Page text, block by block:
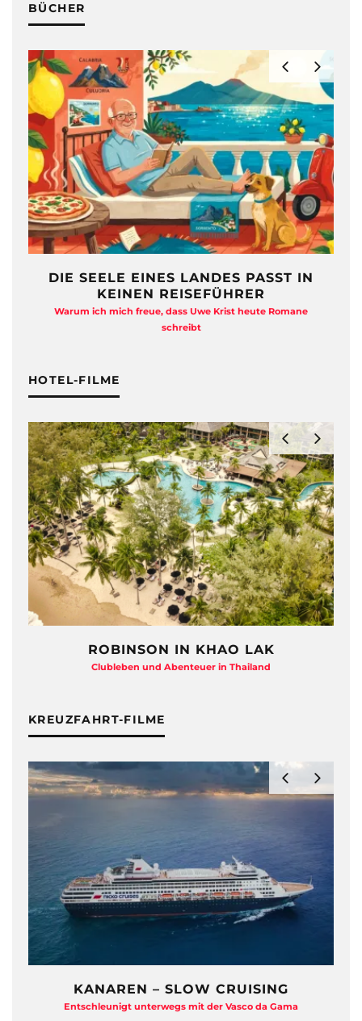
BÜCHER
DIE SEELE EINES LANDES PASST IN
KEINEN REISEFÜHRER
Warum ich mich freue, dass Uwe Krist heute Romane
schreibt
HOTEL-FILME
ROBINSON IN KHAO LAK
Clubleben und Abenteuer in Thailand
KREUZFAHRT-FILME
KANAREN – SLOW CRUISING
Entschleunigt unterwegs mit der Vasco da Gama